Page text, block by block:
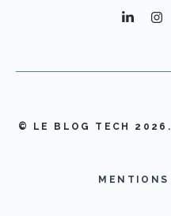
© LE BLOG TECH 2026.
MENTIONS